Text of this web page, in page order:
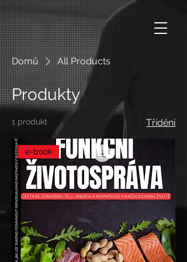
Domů All Products
Produkty
1 produkt Třídění
e-book